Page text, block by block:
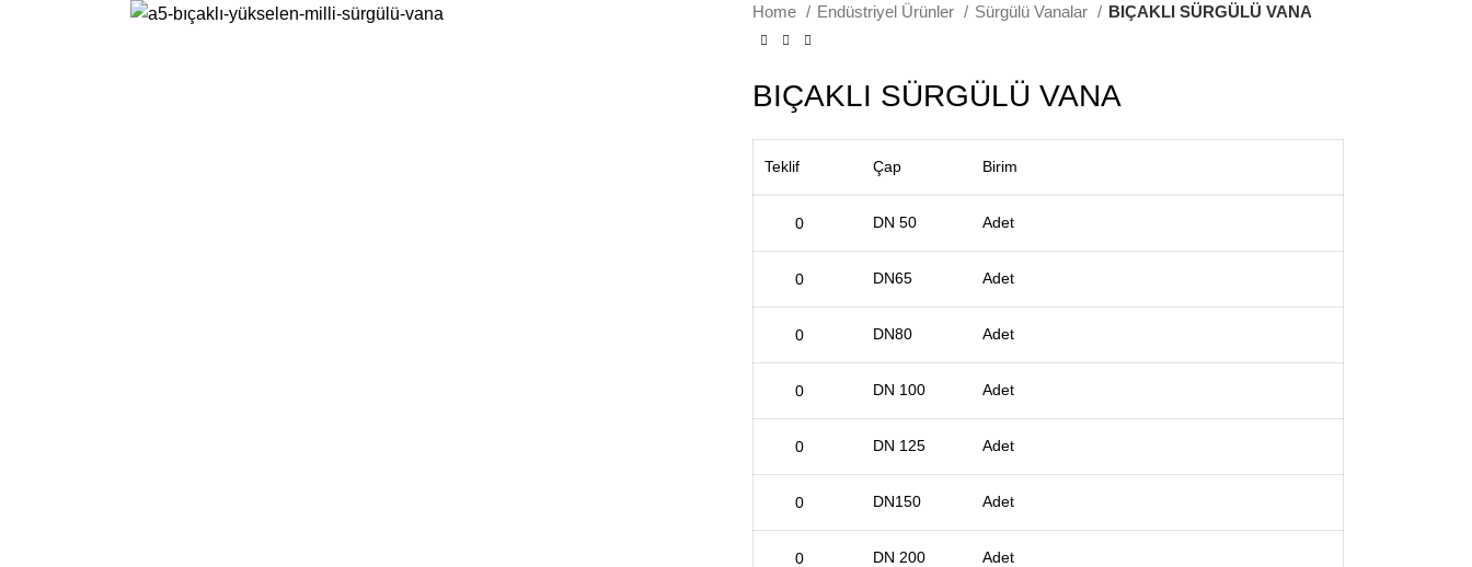
Home
Endüstriyel Ürünler Sürgülü Vanalar BIÇAKLI SÜRGÜLÜ VANA
BIÇAKLI SÜRGÜLÜ VANA
Teklif Çap Birim
DN 50 Adet
DN65 Adet
DN80 Adet
DN 100 Adet
DN 125 Adet
DN150 Adet
DN 200 Adet